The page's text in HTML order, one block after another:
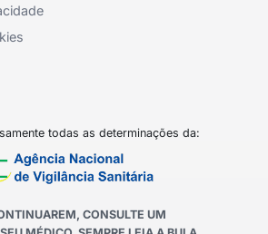
todas as determinações da:
CONSULTE UM